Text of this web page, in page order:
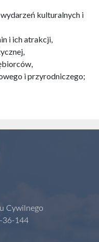
kulturalnych i
i ich atrakcji,
i przyrodniczego;
Cywilnego
144